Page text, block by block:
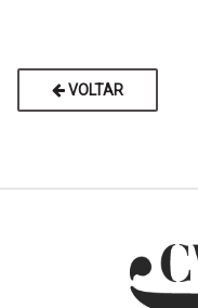
VOLTAR